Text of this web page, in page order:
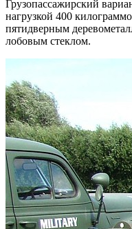
Грузопассажирский
нагрузкой 400
пятидверным
лобовым стеклом.